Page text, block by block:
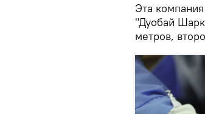
Эта
"Дуобай
метров,